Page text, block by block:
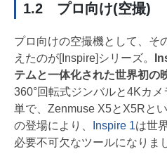
1.2 プロ向け(空撮)
プロ向けの空撮機として、そ
えたのが[Inspire]シリーズ。
テムと一体化された世界初の
360°回転式ジンバルと4Kカ
単で、Zenmuse X5とX5Rと
の登場により、
Inspire 1は世
必要不可欠なツールになりま